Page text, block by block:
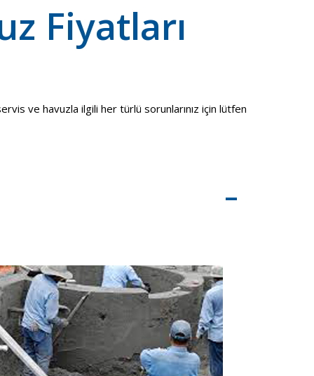
Fiyatları
ve havuzla ilgili her türlü sorunlarınız için lütfen
–